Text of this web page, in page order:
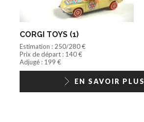
CORGI TOYS (1)
Estimation : 250/280 €
Prix de départ : 140 €
Adjugé : 199 €
EN SAVOIR PLUS